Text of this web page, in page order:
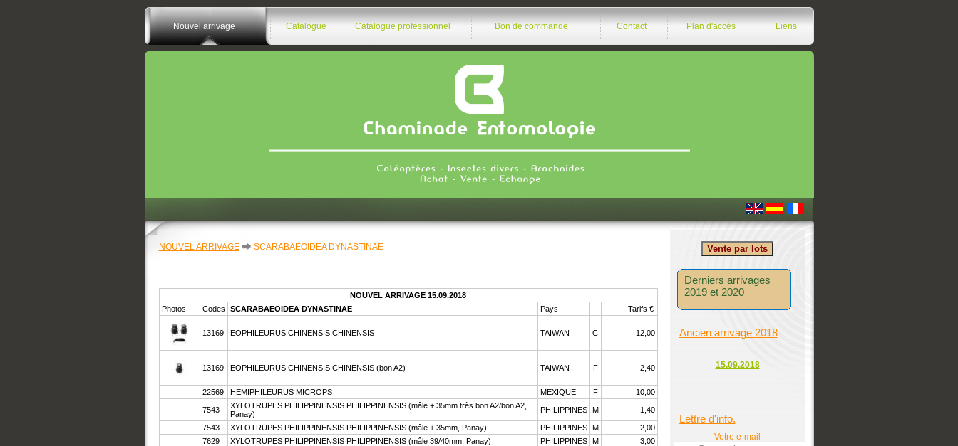
Nouvel arrivage Catalogue Catalogue professionnel Bon de commande Contact Plan d'accès Liens
NOUVEL ARRIVAGE SCARABAEOIDEA DYNASTINAE
NOUVEL ARRIVAGE 15.09.2018
Photos
Codes SCARABAEOIDEA DYNASTINAE Pays Tarifs €
13169 EOPHILEURUS CHINENSIS CHINENSIS TAIWAN C 12,00
13169 EOPHILEURUS CHINENSIS CHINENSIS (bon A2) TAIWAN F 2,40
22569 HEMIPHILEURUS MICROPS MEXIQUE F 10,00
7543
XYLOTRUPES PHILIPPINENSIS PHILIPPINENSIS (mâle + 35mm très bon A2/bon A2,
Panay)
PHILIPPINES M 1,40
7543 XYLOTRUPES PHILIPPINENSIS PHILIPPINENSIS (mâle + 35mm, Panay) PHILIPPINES M
2,00
7629
XYLOTRUPES PHILIPPINENSIS PHILIPPINENSIS (mâle 39/40mm, Panay) PHILIPPINES M
3,00
Derniers arrivages
2019 et 2020
Ancien arrivage 2018
15.09.2018
Lettre d'info.
Votre e-mail